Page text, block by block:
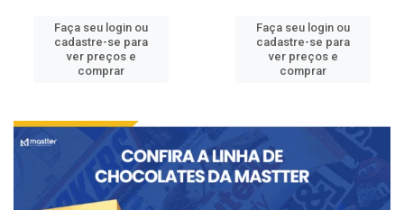
Faça seu login ou
cadastre-se para
ver preços e
comprar
Faça seu login ou
cadastre-se para
ver preços e
comprar